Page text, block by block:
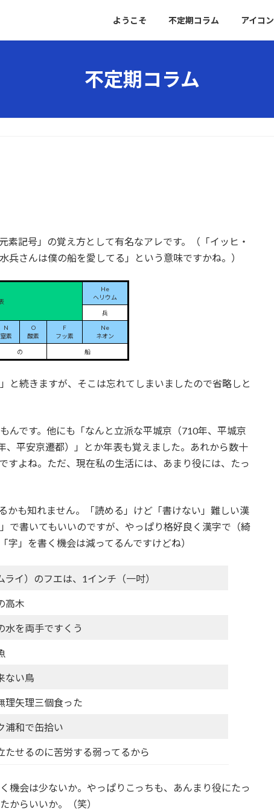
ようこそ 不定期コラム アイコン
不定期コラム
素記号」の覚え方として有名なアレです。（「イッヒ・
兵さんは僕の船を愛してる」という意味ですかね。）
He
ヘリウム
兵
N
窒素
O
酸素
F
フッ素
Ne
ネオン
の 船
と続きますが、そこは忘れてしまいましたので省略しと
んです。他にも「なんと立派な平城京（710年、平城京
平安京遷都）」とか年表も覚えました。あれから数十
すよね。ただ、現在私の生活には、あまり役には、たっ
かも知れません。「読める」けど「書けない」難しい漢
で書いてもいいのですが、やっぱり格好良く漢字で（綺
」を書く機会は減ってるんですけどね）
ライ）のフエは、1インチ（一吋）
高木
水を両手ですくう
ない鳥
理矢理三個食った
浦和で缶拾い
たせるのに苦労する弱ってるから
機会は少ないか。やっぱりこっちも、あんまり役にたっ
からいいか。（笑）